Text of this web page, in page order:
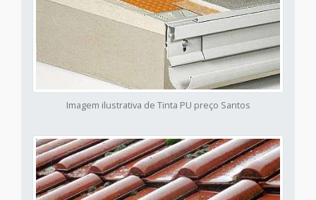
Imagem ilustrativa de Tinta PU preço Santos